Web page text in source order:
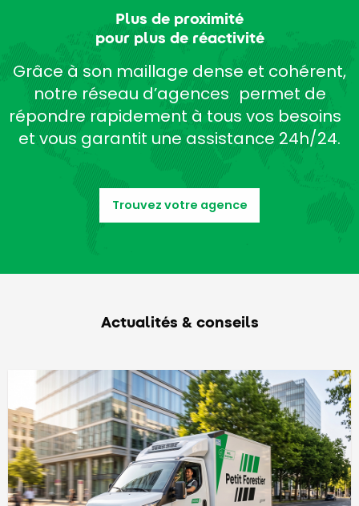
Plus de proximité
pour plus de réactivité
Grâce à son maillage dense et cohérent,
notre réseau d’agences permet de
répondre rapidement à tous vos besoins
et vous garantit une assistance 24h/24.
Trouvez votre agence
Actualités & conseils